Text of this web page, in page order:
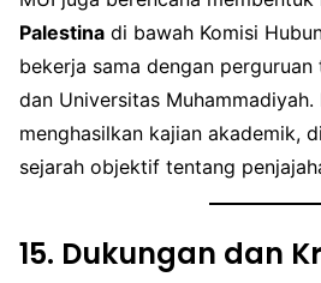
Palestina di bawah Komisi
bekerja sama dengan
dan Universitas Muhammadiyah.
menghasilkan kajian akademik,
sejarah objektif tentang
15. Dukungan dan